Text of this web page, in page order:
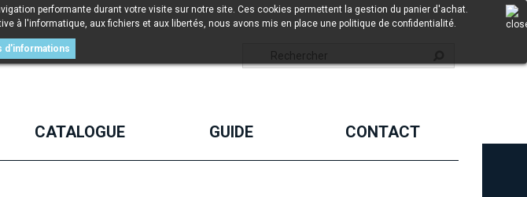
CATALOGUE GUIDE CONTACT
performante durant votre visite sur notre site. Ces cookies permettent la gestion du panier d'achat.
à l'informatique, aux fichiers et aux libertés, nous avons mis en place une politique de confidentialité.
d'informations